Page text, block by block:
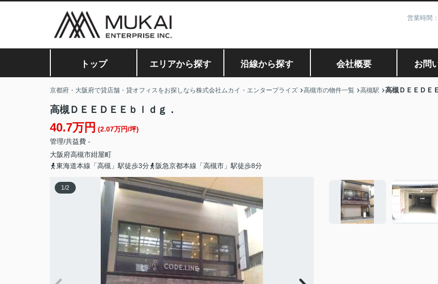
営業時間
トップ エリアから探す 沿線から探す 会社概要 お問
京都府・大阪府で貸店舗・貸オフィスをお探しなら株式会社ムカイ・エンタープライズ 高槻市の物件一覧 高槻駅 高槻ＤＥＥＤＥ
高槻ＤＥＥＤＥＥｂｌｄｇ．
40.7万円 (2.07万円/坪)
管理/共益費 -
大阪府高槻市紺屋町
東海道本線「高槻」駅徒歩3分
阪急京都本線「高槻市」駅徒歩8分
1/2